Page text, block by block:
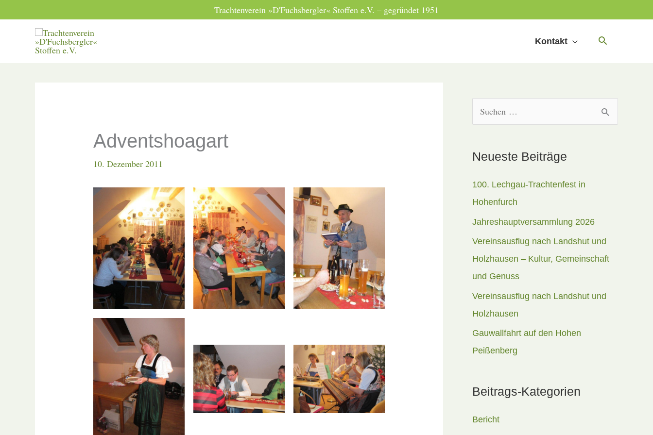
Inhalt
Trachtenverein »D'Fuchsbergler« Stoffen e.V. – gegründet 1951
Kontakt
Adventshoagart
10. Dezember 2011
u
h
c
h
:
Neueste Beiträge
100. Lechgau-Trachtenfest in
Hohenfurch
Jahreshauptversammlung 2026
Vereinsausflug nach Landshut und
Holzhausen – Kultur, Gemeinschaft
und Genuss
Vereinsausflug nach Landshut und
Holzhausen
Gauwallfahrt auf den Hohen
Peißenberg
Beitrags-Kategorien
Bericht